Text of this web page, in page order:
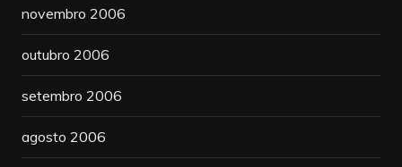
novembro 2006
outubro 2006
setembro 2006
agosto 2006